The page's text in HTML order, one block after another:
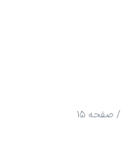
/ صفحه ۱۵